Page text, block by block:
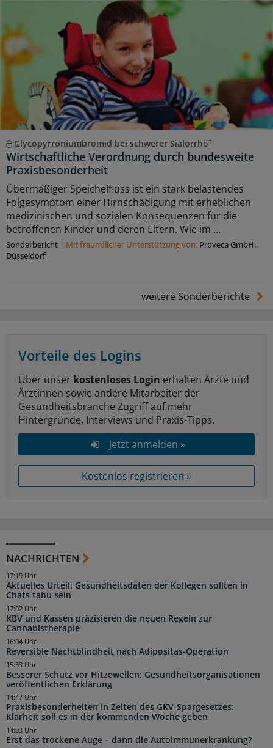
Glycopyrroniumbromid bei schwerer Sialorrhö†
Wirtschaftliche Verordnung durch bundesweite
Praxisbesonderheit
Übermäßiger Speichelfluss ist ein stark belastendes
Folgesymptom einer Hirnschädigung mit erheblichen
medizinischen und sozialen Konsequenzen für die
betroffenen Kinder und deren Eltern. Wie im ...
Sonderbericht | Mit freundlicher Unterstützung von: Proveca GmbH,
Düsseldorf
weitere Sonderberichte
Vorteile des Logins
Über unser kostenloses Login erhalten Ärzte und
Ärztinnen sowie andere Mitarbeiter der
Gesundheitsbranche Zugriff auf mehr
Hintergründe, Interviews und Praxis-Tipps.
Jetzt anmelden »
Kostenlos registrieren »
NACHRICHTEN
Aktuelles Urteil: Gesundheitsdaten der Kollegen sollten in
Chats tabu sein
17:19 Uhr
KBV und Kassen präzisieren die neuen Regeln zur
Cannabistherapie
17:02 Uhr
Reversible Nachtblindheit nach Adipositas-Operation
16:04 Uhr
Besserer Schutz vor Hitzewellen: Gesundheitsorganisationen
veröffentlichen Erklärung
15:53 Uhr
Praxisbesonderheiten in Zeiten des GKV-Spargesetzes:
Klarheit soll es in der kommenden Woche geben
14:47 Uhr
Erst das trockene Auge – dann die Autoimmunerkrankung?
14:03 Uhr